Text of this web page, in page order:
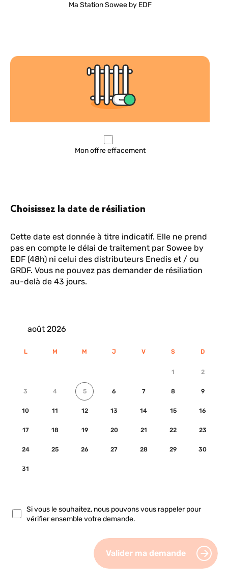
Ma Station Sowee by EDF
Mon offre effacement
Choisissez la date de résiliation
Cette date est donnée à titre indicatif. Elle ne prend
pas en compte le délai de traitement par Sowee by
EDF (48h) ni celui des distributeurs Enedis et / ou
GRDF. Vous ne pouvez pas demander de résiliation
au-delà de 43 jours.
août 2026
L M M J V S D
1 2
3 4 5 6 7 8 9
10 11 12 13 14 15 16
17 18 19 20 21 22 23
24 25 26 27 28 29 30
31
Si vous le souhaitez, nous pouvons vous rappeler pour
vérifier ensemble votre demande.